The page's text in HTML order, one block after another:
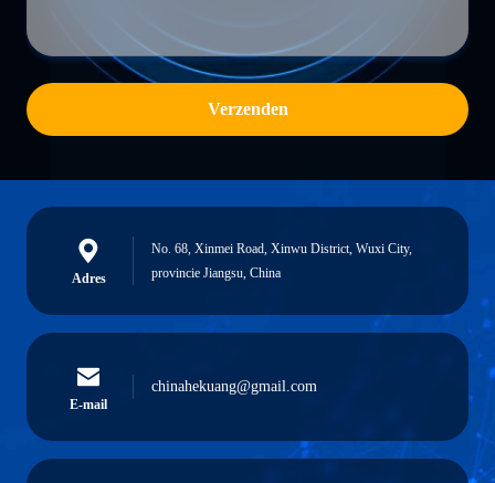
Verzenden
Adres
No. 68, Xinmei Road, Xinwu District, Wuxi City,
provincie Jiangsu, China
E-mail
chinahekuang@gmail.com